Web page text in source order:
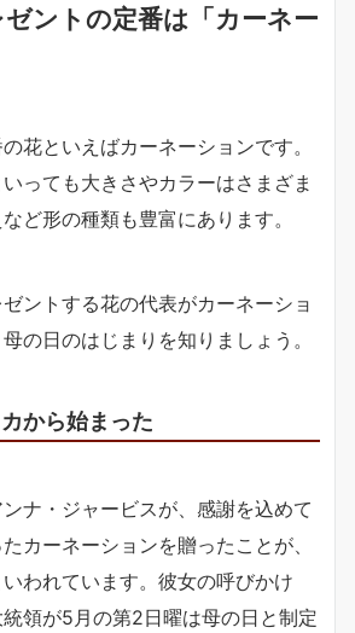
ントの定番は「カーネー
花といえばカーネーションです。
っても大きさやカラーはさまざま
ど形の種類も豊富にあります。
ントする花の代表がカーネーショ
の日のはじまりを知りましょう。
から始まった
ナ・ジャービスが、感謝を込めて
カーネーションを贈ったことが、
われています。彼女の呼びかけ
領が5月の第2日曜は母の日と制定